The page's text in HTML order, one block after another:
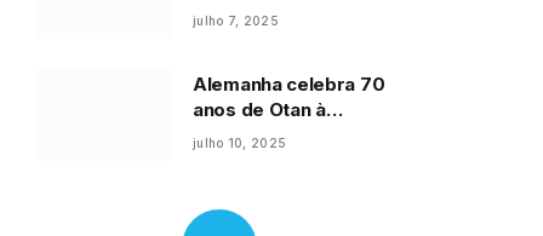
dívidas de países
julho 7, 2025
Alemanha celebra 70
anos de Otan à
procura de soldados
julho 10, 2025